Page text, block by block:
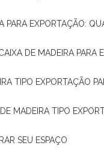
PARA EXPORTAÇÃO:
CAIXA DE MADEIRA
TIPO EXPORTAÇÃO
DE MADEIRA TIPO
SEU ESPAÇO